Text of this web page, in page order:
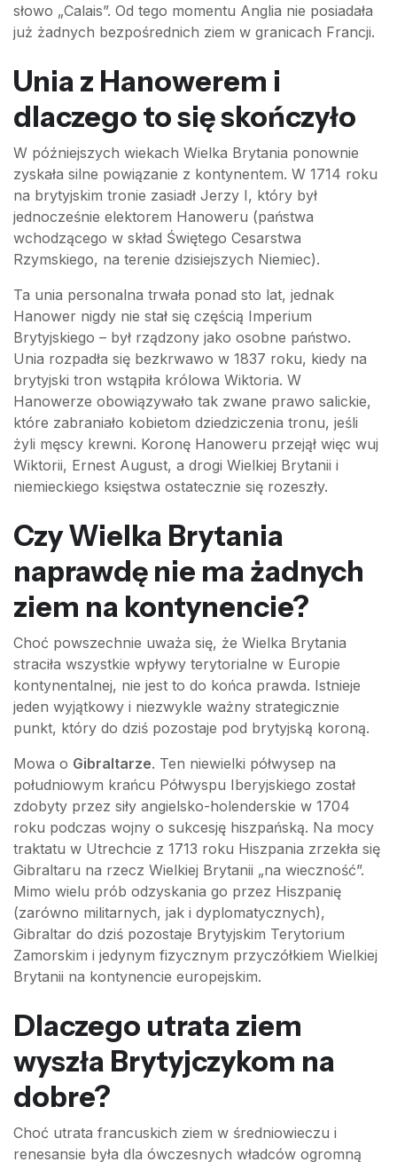
słowo „Calais”. Od tego momentu Anglia nie posiadała
już żadnych bezpośrednich ziem w granicach Francji.
Unia z Hanowerem i
dlaczego to się skończyło
W późniejszych wiekach Wielka Brytania ponownie
zyskała silne powiązanie z kontynentem. W 1714 roku
na brytyjskim tronie zasiadł Jerzy I, który był
jednocześnie elektorem Hanoweru (państwa
wchodzącego w skład Świętego Cesarstwa
Rzymskiego, na terenie dzisiejszych Niemiec).
Ta unia personalna trwała ponad sto lat, jednak
Hanower nigdy nie stał się częścią Imperium
Brytyjskiego – był rządzony jako osobne państwo.
Unia rozpadła się bezkrwawo w 1837 roku, kiedy na
brytyjski tron wstąpiła królowa Wiktoria. W
Hanowerze obowiązywało tak zwane prawo salickie,
które zabraniało kobietom dziedziczenia tronu, jeśli
żyli męscy krewni. Koronę Hanoweru przejął więc wuj
Wiktorii, Ernest August, a drogi Wielkiej Brytanii i
niemieckiego księstwa ostatecznie się rozeszły.
Czy Wielka Brytania
naprawdę nie ma żadnych
ziem na kontynencie?
Choć powszechnie uważa się, że Wielka Brytania
straciła wszystkie wpływy terytorialne w Europie
kontynentalnej, nie jest to do końca prawda. Istnieje
jeden wyjątkowy i niezwykle ważny strategicznie
punkt, który do dziś pozostaje pod brytyjską koroną.
Mowa o Gibraltarze. Ten niewielki półwysep na
południowym krańcu Półwyspu Iberyjskiego został
zdobyty przez siły angielsko-holenderskie w 1704
roku podczas wojny o sukcesję hiszpańską. Na mocy
traktatu w Utrechcie z 1713 roku Hiszpania zrzekła się
Gibraltaru na rzecz Wielkiej Brytanii „na wieczność”.
Mimo wielu prób odzyskania go przez Hiszpanię
(zarówno militarnych, jak i dyplomatycznych),
Gibraltar do dziś pozostaje Brytyjskim Terytorium
Zamorskim i jedynym fizycznym przyczółkiem Wielkiej
Brytanii na kontynencie europejskim.
Dlaczego utrata ziem
wyszła Brytyjczykom na
dobre?
Choć utrata francuskich ziem w średniowieczu i
renesansie była dla ówczesnych władców ogromną